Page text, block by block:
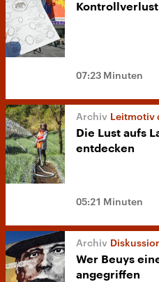
07:23 Minuten
Leitmotiv
Die Lust aufs
entdecken
05:21 Minuten
Diskussion
Wer Beuys
angegriffen